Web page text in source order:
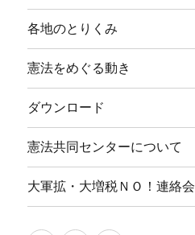
各地のとりくみ
憲法をめぐる動き
ダウンロード
憲法共同センターについて
大軍拡・大増税ＮＯ！連絡会